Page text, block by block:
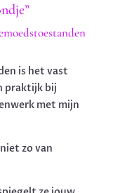
is het vast
praktijk bij
met mijn
zo van